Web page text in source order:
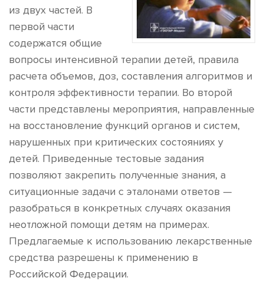
из двух частей. В
первой части
содержатся общие
вопросы интенсивной терапии детей, правила
расчета объемов, доз, составления алгоритмов и
контроля эффективности терапии. Во второй
части представлены мероприятия, направленные
на восстановление функций органов и систем,
нарушенных при критических состояниях у
детей. Приведенные тестовые задания
позволяют закрепить полученные знания, а
ситуационные задачи с эталонами ответов —
разобраться в конкретных случаях оказания
неотложной помощи детям на примерах.
Предлагаемые к использованию лекарственные
средства разрешены к применению в
Российской Федерации.